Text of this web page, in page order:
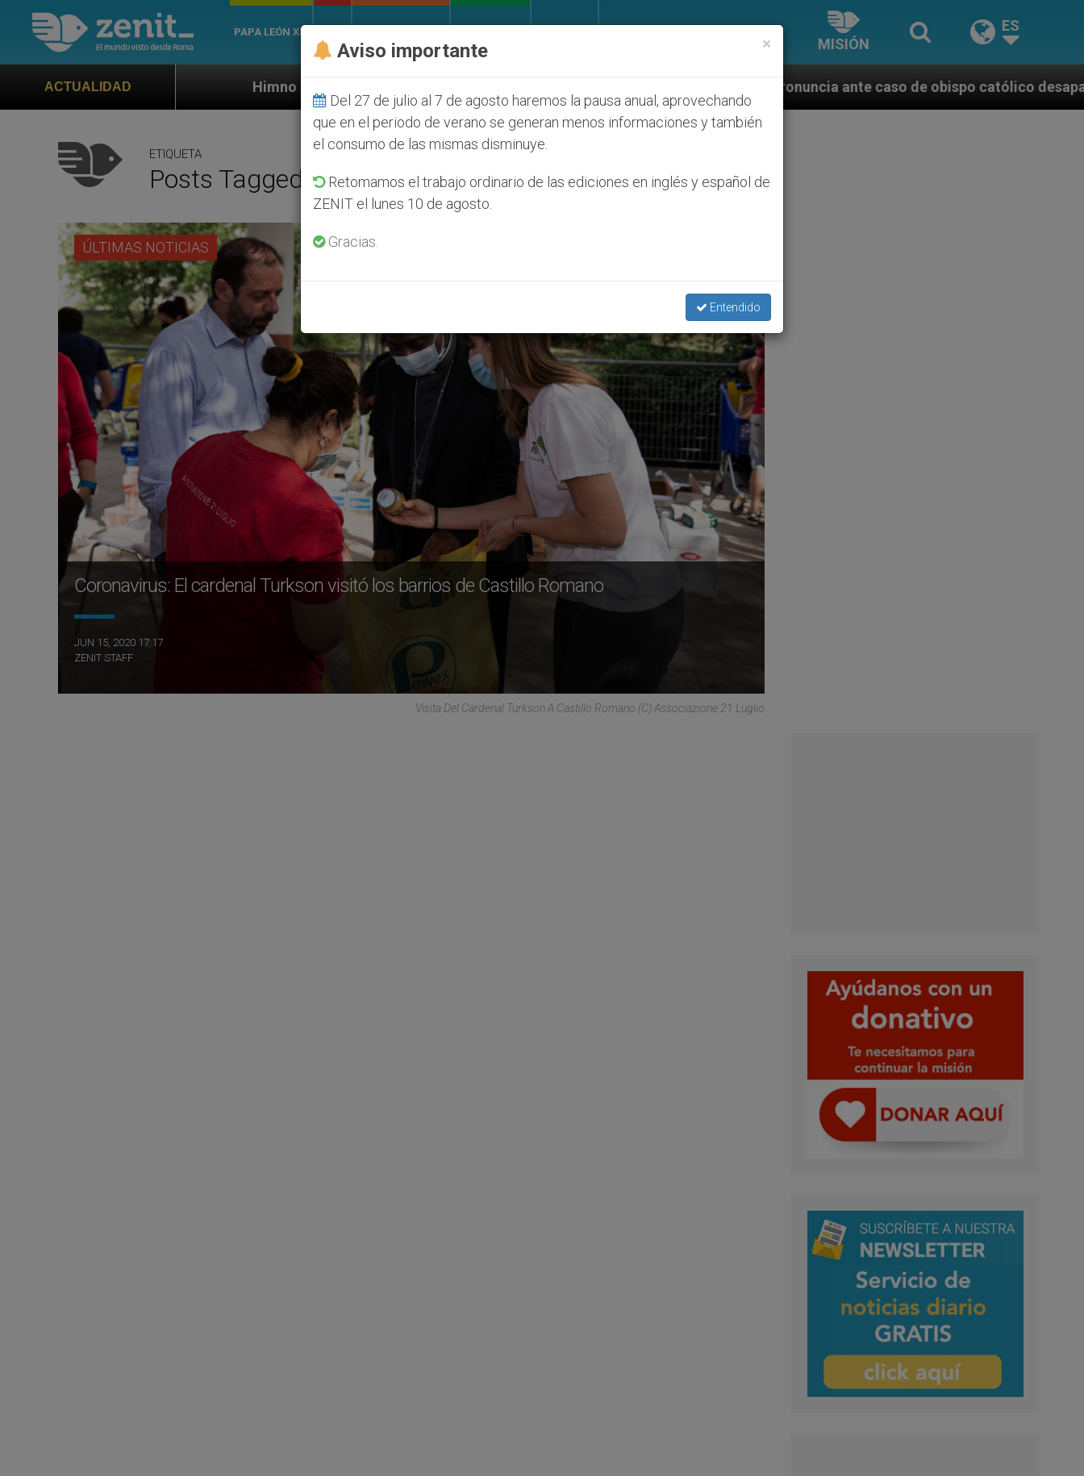
PAPA LEÓN XIV
MISIÓN
ES
ACTUALIDAD
Himno oficial de la Jornada Mundial de la Juventud Seúl 2027 ONU se pronuncia ante caso de obispo católico desaparecido por la dictadura
ETIQUETA
Posts Tagged ‘Tor Bella Monaca’
ÚLTIMAS NOTICIAS
Coronavirus: El cardenal Turkson visitó los barrios de Castillo Romano
JUN 15, 2020 17:17
ZENIT STAFF
Visita Del Cardenal Turkson A Castillo Romano (C) Associazione 21 Luglio
×
Aviso importante
Del 27 de julio al 7 de agosto haremos la pausa anual, aprovechando
que en el periodo de verano se generan menos informaciones y también
el consumo de las mismas disminuye.
Retomamos el trabajo ordinario de las ediciones en inglés y español de
ZENIT el lunes 10 de agosto.
Gracias.
Entendido